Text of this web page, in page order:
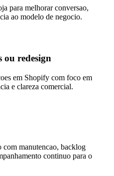
para melhorar conversao,
ao modelo de negocio.
ou redesign
em Shopify com foco em
e clareza comercial.
com manutencao, backlog
continuo para o